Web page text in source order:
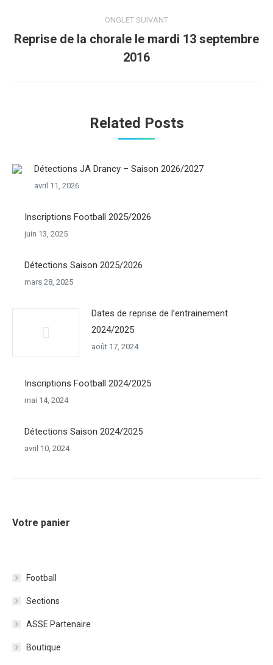
commentaireONGLET SUIVANT
Onglet
suivant
Reprise de la chorale le mardi 13 septembre
2016
Related Posts
Détections JA Drancy – Saison 2026/2027
avril 11, 2026
Inscriptions Football 2025/2026
juin 13, 2025
Détections Saison 2025/2026
mars 28, 2025
Dates de reprise de l’entrainement
2024/2025
août 17, 2024
Inscriptions Football 2024/2025
mai 14, 2024
Détections Saison 2024/2025
avril 10, 2024
Votre panier
Football
Sections
ASSE Partenaire
Boutique